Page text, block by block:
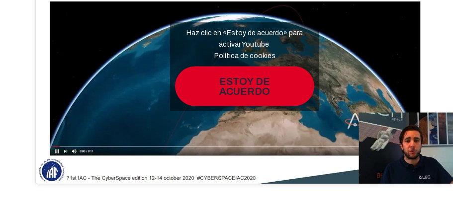
Haz clic en «Estoy de acuerdo» para
activar Youtube
Política de cookies
ESTOY DE
ACUERDO